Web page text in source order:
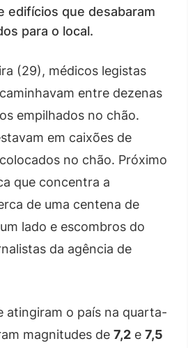
edifícios que desabaram
para o local.
(29), médicos legistas
entre dezenas
empilhados no chão.
em caixões de
no chão. Próximo
que concentra a
de uma centena de
lado e escombros do
da agência de
atingiram o país na quarta-
magnitudes de 7,2 e 7,5